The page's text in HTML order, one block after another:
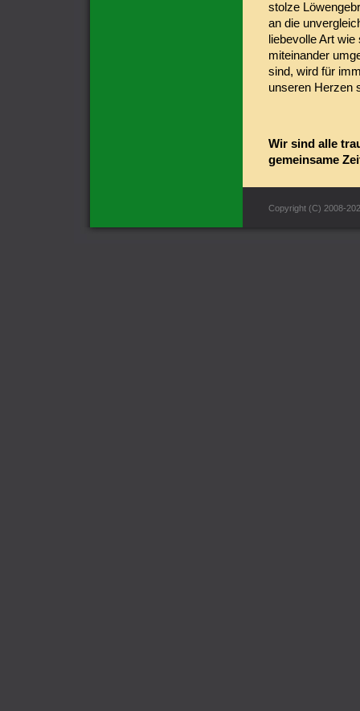
stolze
an die
liebevolle Art wie
miteinander
sind, wird für
unseren Herzen
Wir sind alle
gemeinsame
Copyright (C) 2008-